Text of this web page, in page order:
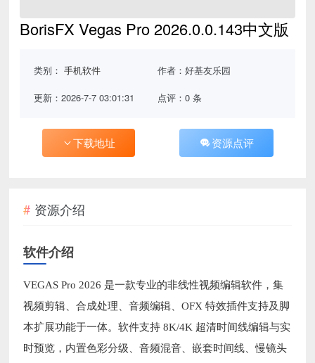
BorisFX Vegas Pro 2026.0.0.143中文版
类别：手机软件 作者：好基友乐园
更新：2026-7-7 03:01:31 点评：0 条
下载地址 资源点评
资源介绍
软件介绍
VEGAS Pro 2026 是一款专业的非线性视频编辑软件，集
视频剪辑、合成处理、音频编辑、OFX 特效插件支持及脚
本扩展功能于一体。软件支持 8K/4K 超清时间线编辑与实
时预览，内置色彩分级、音频混音、嵌套时间线、慢镜头